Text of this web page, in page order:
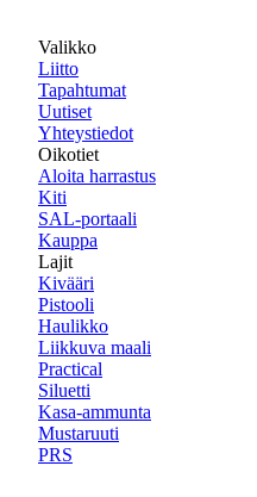
Valikko
Liitto
Tapahtumat
Uutiset
Yhteystiedot
Oikotiet
Aloita harrastus
Kiti
SAL-portaali
Kauppa
Lajit
Kivääri
Pistooli
Haulikko
Liikkuva maali
Practical
Siluetti
Kasa-ammunta
Mustaruuti
PRS